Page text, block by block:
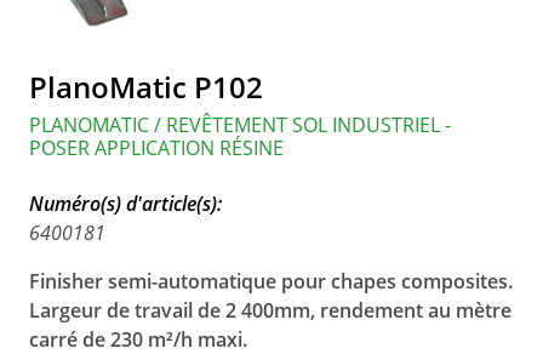
PlanoMatic P102
PLANOMATIC / REVÊTEMENT SOL INDUSTRIEL -
POSER APPLICATION RÉSINE
Numéro(s) d'article(s):
6400181
Finisher semi-automatique pour chapes composites.
Largeur de travail de 2 400mm, rendement au mètre
carré de 230 m²/h maxi.